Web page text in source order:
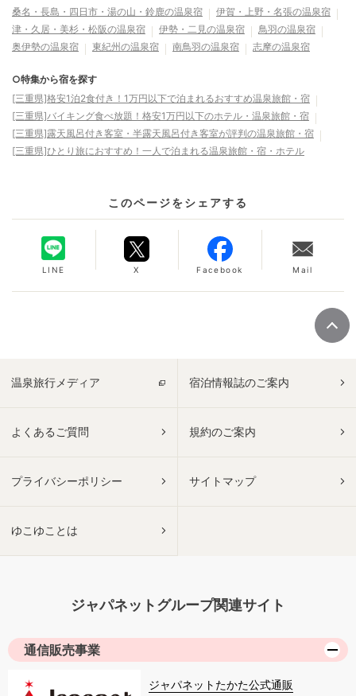
桑名・長島・四日市・湯の山・鈴鹿の温泉宿
伊賀・上野・名張の温泉宿
津・久居・美杉・松阪の温泉宿
伊勢・二見の温泉宿
鳥羽の温泉宿
奥伊勢の温泉宿
東紀州の温泉宿 南鳥羽の温泉宿 志摩の温泉宿
○特集から宿を探す
[三重県]格安1泊2食付き！1万円以下で泊まれるおすすめ温泉旅館・宿
[三重県]バイキング食べ放題！格安1万円以下のホテル・温泉旅館・宿
[三重県]露天風呂付き客室・半露天風呂付き客室が評判の温泉旅館・宿
[三重県]ひとり旅におすすめ！一人で泊まれる温泉旅館・宿・ホテル
このページをシェアする
LINE X Facebook Mail
温泉旅行メディア 宿泊情報誌のご案内
よくあるご質問 規約のご案内
プライバシーポリシー サイトマップ
ゆこゆことは
ジャパネットグループ関連サイト
通信販売事業
ジャパネットたかた公式通販